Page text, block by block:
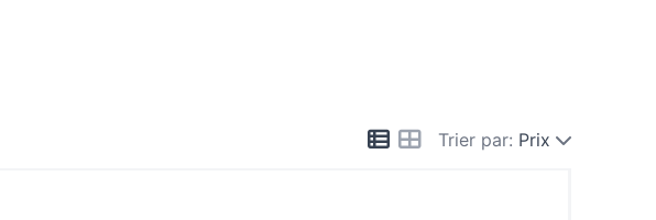
Trier par: Prix